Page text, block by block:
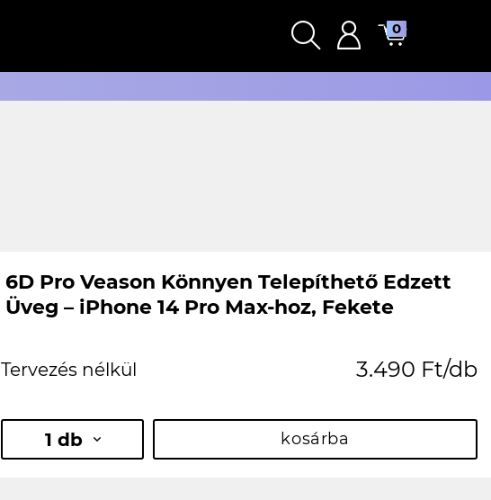
0
6D Pro Veason Könnyen Telepíthető Edzett
Üveg – iPhone 14 Pro Max-hoz, Fekete
Tervezés nélkül 3.490 Ft/db
1 db kosárba